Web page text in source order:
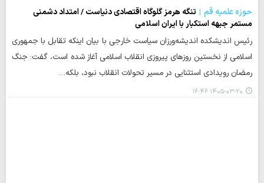
حوزه علمیه قم
تنگه هرمز گلوگاه اقتصادی دنیاست / امتداد دشمنی
مستمر جبهه استکبار با ایران اسلامی
رئیس اندیشکده اندیشه‌ورزان سیاست خارجی با بیان اینکه تقابل با جمهوری
اسلامی از نخستین روزهای پیروزی انقلاب اسلامی آغاز شده است، گفت: جنگ
رمضان رویدادی استثنایی در مسیر تحولات انقلاب نبود، بلکه…
۱۴۰۵-۰۳-۲۰ ۱۶:۴۶